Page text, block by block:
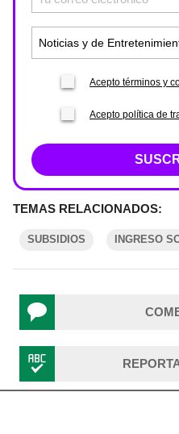
Acepto términos y
Acepto política de
TEMAS RELACIONADOS:
SUBSIDIOS INGRESO